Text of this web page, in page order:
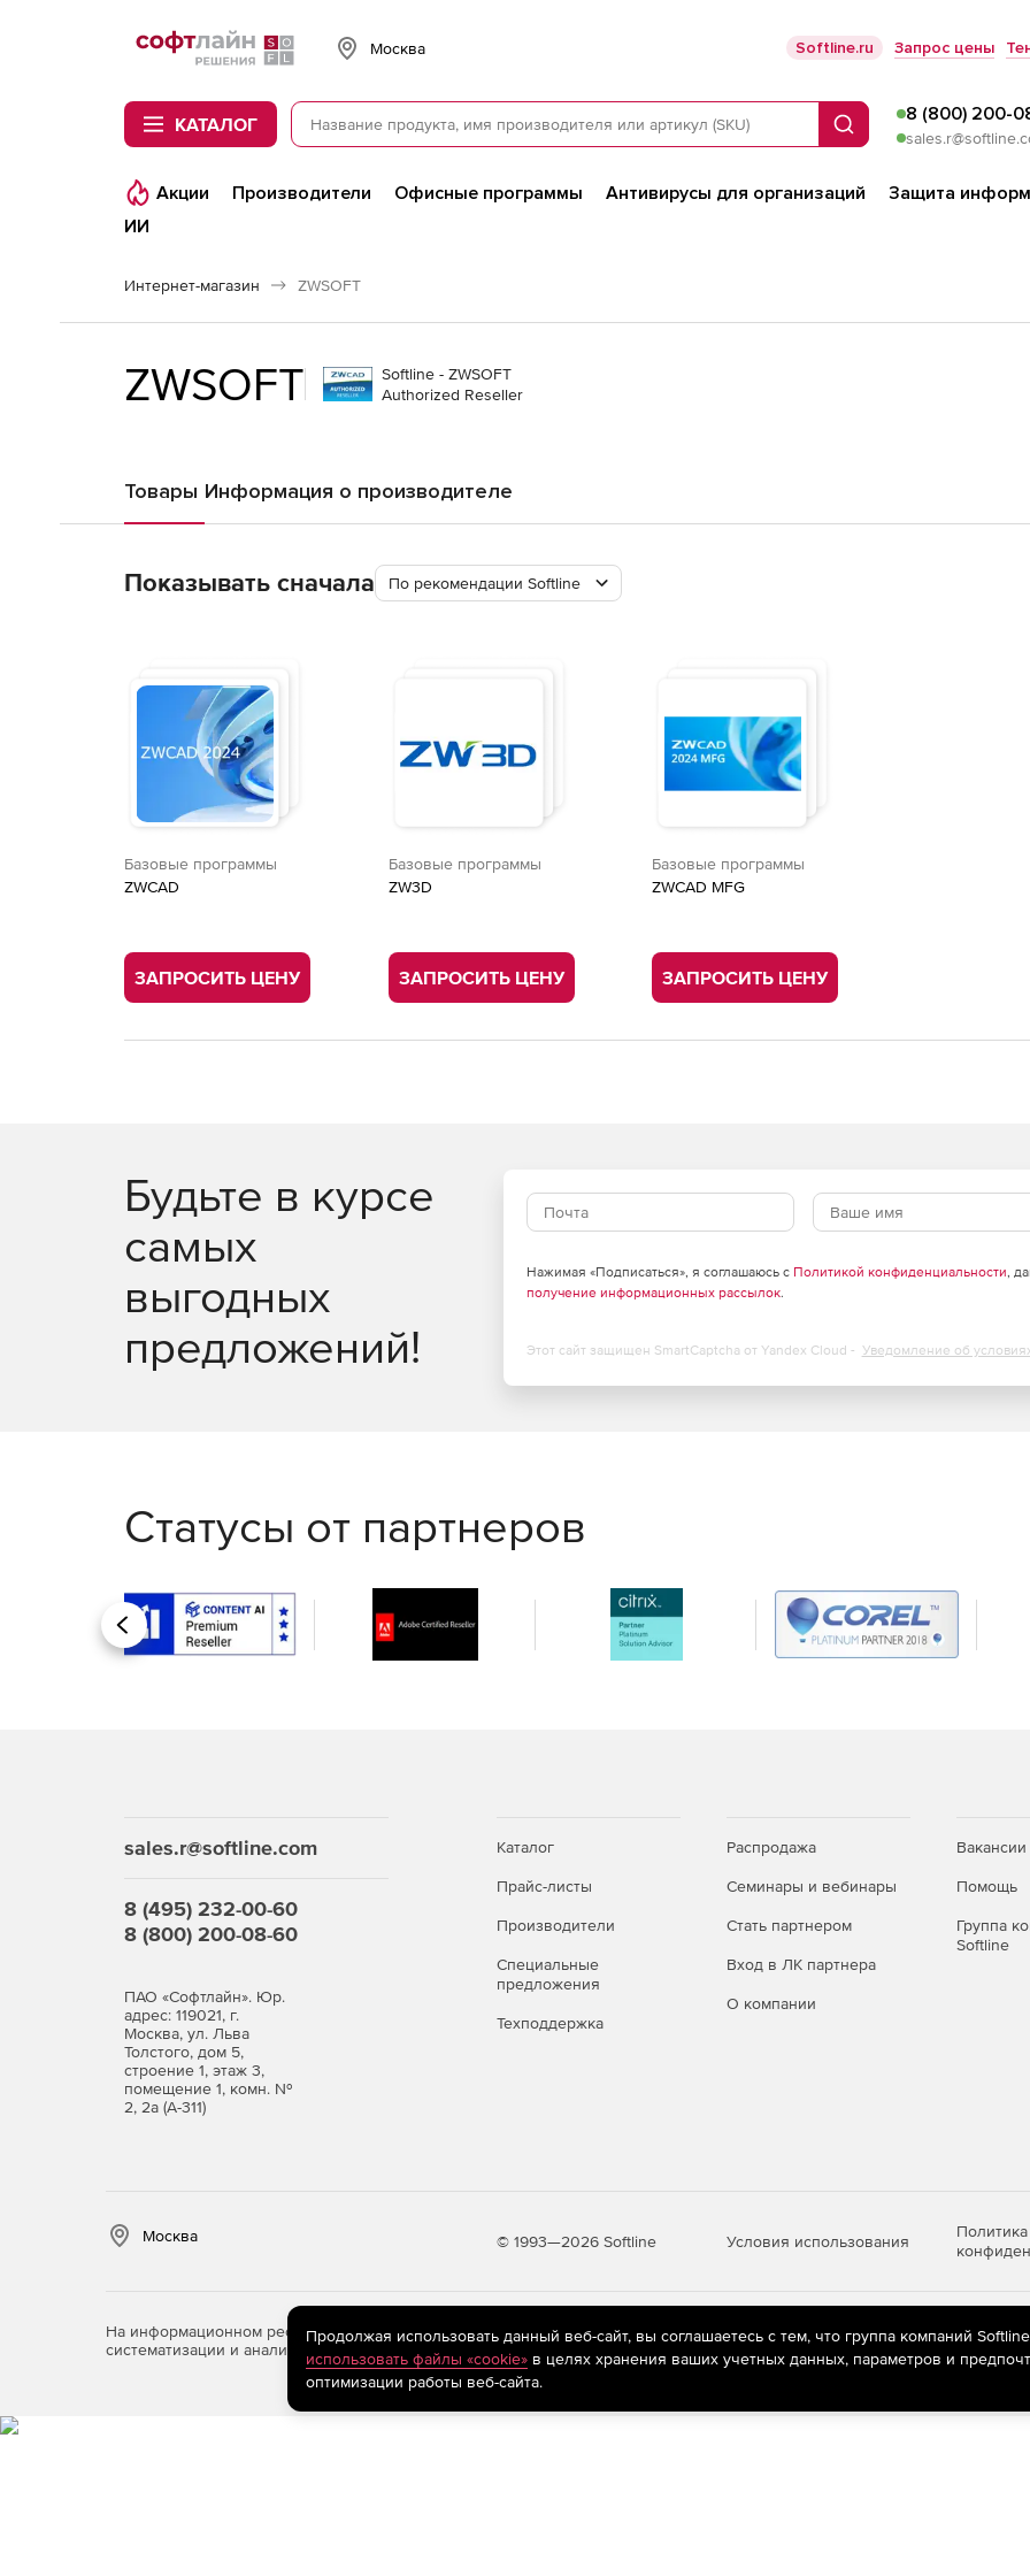
Softline
Москва Softline.ru Запрос цены
КАТАЛОГ Поиск
8 (800) 200-
Акции Производители Офисные программы Антивирусы для организаций Защита
ИИ
Интернет-магазин ZWSOFT
ZWSOFT
Softline - ZWSOFT
Authorized Reseller
Товары Информация о производителе
Показывать сначала По рекомендации Softline
Базовые программы
ZWCAD
ЗАПРОСИТЬ ЦЕНУ
Базовые программы
ZW3D
ЗАПРОСИТЬ ЦЕНУ
Базовые программы
ZWCAD MFG
ЗАПРОСИТЬ ЦЕНУ
Будьте в курсе
самых
выгодных
предложений!
Нажимая «Подписаться», я соглашаюсь с Политикой конфиденциальности,
получение информационных рассылок.
Этот сайт защищен SmartCaptcha от Yandex Cloud - Уведомление об
Статусы от партнеров
Назад
sales.r@softline.com
8 (495) 232-00-60
8 (800) 200-08-60
ПАО «Софтлайн». Юр.
адрес: 119021, г.
Москва, ул. Льва
Толстого, дом 5,
строение 1, этаж 3,
помещение 1, комн. №
2, 2а (А-311)
Каталог
Прайс-листы
Производители
Специальные
предложения
Техподдержка
Распродажа
Семинары и вебинары
Стать партнером
Вход в ЛК партнера
О компании
Вакансии
Помощь
Группа
Softline
Москва © 1993—2026 Softline Условия использования
Политика
На информационном ресурсе store.softline.ru применяютсярекомендательные технологии(информационные технологии
систематизации и анализа сведений, относящихся к предпочтениям пользователей сети «Интернет», находящихся на
Продолжая использовать данный веб-сайт, вы соглашаетесь с тем, что группа компаний
использовать файлы «cookie»в целях хранения ваших учетных данных, параметров и
оптимизации работы веб-сайта.